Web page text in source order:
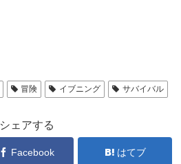
冒険 イブニング サバイバル
シェアする
Facebook はてブ